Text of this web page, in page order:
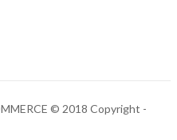
© 2018 Copyright -